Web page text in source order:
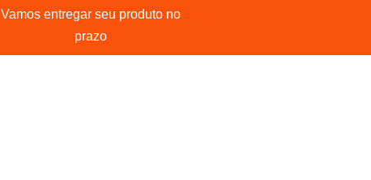
Vamos entregar seu produto no
prazo